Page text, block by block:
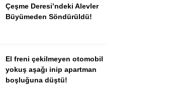
Çeşme Deresi’ndeki Alevler
Büyümeden Söndürüldü!
El freni çekilmeyen otomobil
yokuş aşağı inip apartman
boşluğuna düştü!